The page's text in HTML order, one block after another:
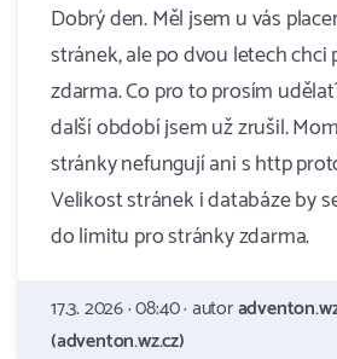
Dobrý den. Měl jsem u vás
stránek, ale po dvou letech chci
zdarma. Co pro to prosím
další období jsem už zrušil.
stránky nefungují ani s http
Velikost stránek i databáze by
do limitu pro stránky zdarma.
17.3. 2026 · 08:40 · autor
(adventon.wz.cz)